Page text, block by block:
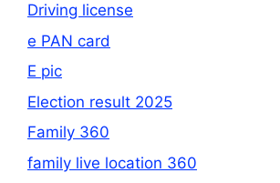
Driving license
e PAN card
E pic
Election result 2025
Family 360
family live location 360